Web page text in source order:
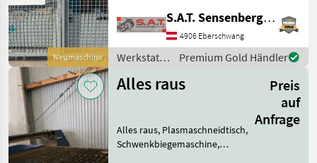
Neumaschine
Miet-, Tauschflaschen -
Unser Sortiment: -
Sauerstoff in 10 Li
S.A.T. Sensenberger Agrar-Technik
4906 Eberschwang
Werkstatt /
Premium Gold Händler
Alles raus
Preis
auf
Anfrage
Alles raus, Plasmaschneidtisch,
Schwenkbiegemaschine,